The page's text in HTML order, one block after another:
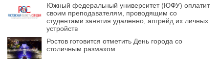
Южный федеральный университет (ЮФУ) оплатит
своим преподавателям, проводящим со
студентами занятия удаленно, апгрейд их личных
устройств
Ростов готовится отметить День города со
столичным размахом